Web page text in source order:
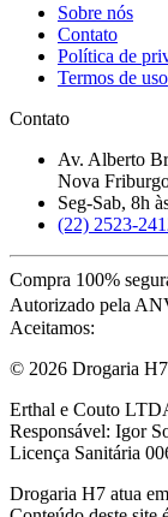
Sobre nós
Contato
Política de
Termos de uso
Contato
Av. Alberto
Nova
Seg-Sab, 8h
(22) 2523-
Compra 100%
Autorizado pela
Aceitamos:
© 2026 Drogaria
Erthal e Couto
Responsável: Igor
Licença Sanitária
Drogaria H7 atua